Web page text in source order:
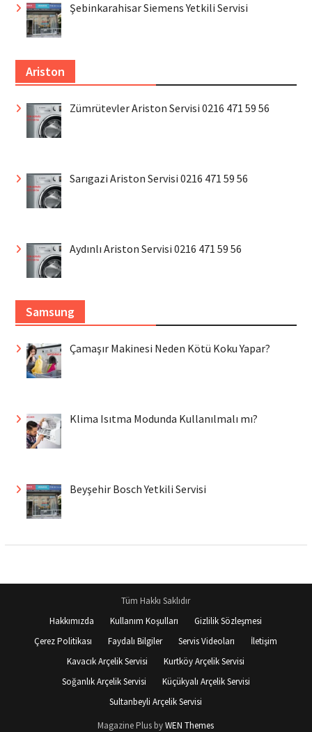
Şebinkarahisar Siemens Yetkili Servisi
Ariston
Zümrütevler Ariston Servisi 0216 471 59 56
Sarıgazi Ariston Servisi 0216 471 59 56
Aydınlı Ariston Servisi 0216 471 59 56
Samsung
Çamaşır Makinesi Neden Kötü Koku Yapar?
Klima Isıtma Modunda Kullanılmalı mı?
Beyşehir Bosch Yetkili Servisi
Tüm Hakkı Saklıdır
Hakkımızda
Kullanım Koşulları
Gizlilik Sözleşmesi
Çerez Politikası
Faydalı Bilgiler Servis Videoları
İletişim
Kavacık Arçelik Servisi
Kurtköy Arçelik Servisi
Soğanlık Arçelik Servisi
Küçükyalı Arçelik Servisi
Sultanbeyli Arçelik Servisi
Magazine Plus byWEN Themes